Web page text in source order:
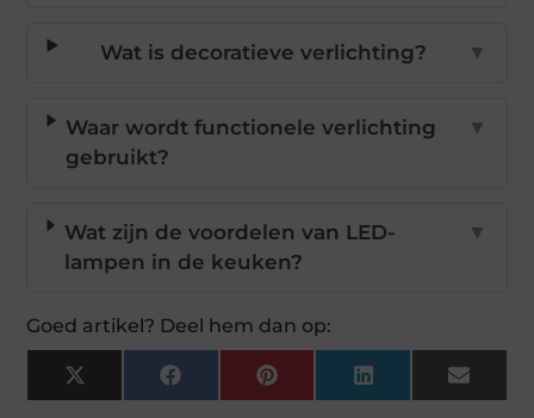
Wat is decoratieve verlichting? ▼
Waar wordt functionele verlichting
gebruikt?
▼
Wat zijn de voordelen van LED-
lampen in de keuken?
▼
Goed artikel? Deel hem dan op:
X
(Twitter)
FacebookPinterestLinkedInEmail